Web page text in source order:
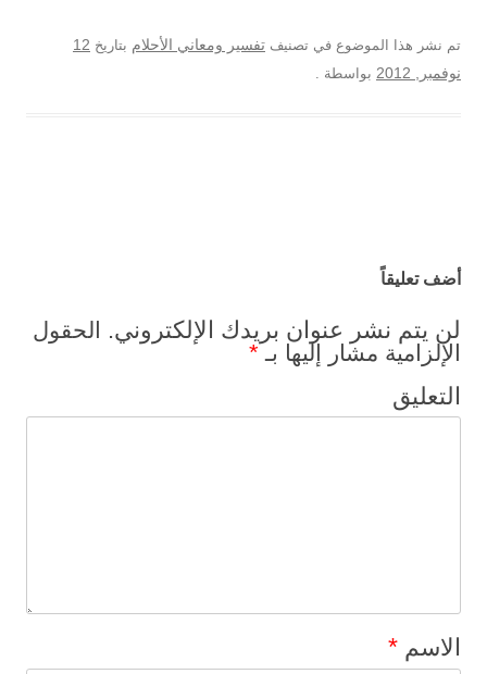
تم نشر هذا الموضوع في تصنيف تفسير ومعاني الأحلام بتاريخ 12
نوفمبر, 2012
بواسطة .
أضف تعليقاً
لن يتم نشر عنوان بريدك الإلكتروني. الحقول
الإلزامية مشار إليها بـ*
التعليق
الاسم *